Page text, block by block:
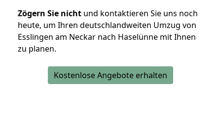
Zögern Sie nicht und kontaktieren Sie uns noch
heute, um Ihren deutschlandweiten Umzug von
Esslingen am Neckar nach Haselünne mit Ihnen
zu planen.
Kostenlose Angebote erhalten